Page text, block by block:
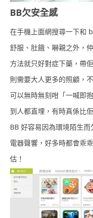
BB欠安全感
在手機上面網搜尋一下和
舒服、肚餓、嚇親之外，
方法就只好對症下藥，帶
則需要大人更多的照顧，
可以無時無刻咁「一喊即
到人都直埋，有時真係比
BB 好容易因為環境陌生
電器聲響，好多時都會乖
估！